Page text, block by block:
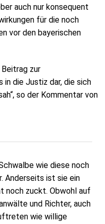
auch nur konsequent
für die noch
vor den bayerischen
zur
in die Justiz dar, die sich
so der Kommentar von
wie diese noch
Anderseits ist sie ein
noch zuckt. Obwohl auf
und Richter, auch
wie willige